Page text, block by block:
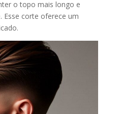
o topo mais longo e
Esse corte oferece um